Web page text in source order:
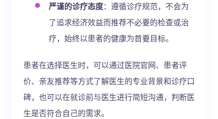
严谨的诊疗态度：遵循诊疗规范，不会为
了追求经济效益而推荐不必要的检查或治
疗，始终以患者的健康为首要目标。
患者在选择医生时，可以通过医院官网、患者评
价、亲友推荐等方式了解医生的专业背景和诊疗口
碑，也可以在就诊前与医生进行简短沟通，判断医
生是否符合自己的需求。